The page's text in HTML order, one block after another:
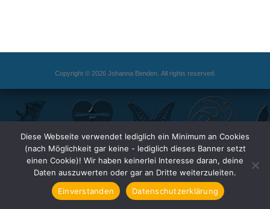
Copyright © 2026 Johanna Benden. All rights reserved.
Diese Webseite verwendet lediglich ein Minimum an Cookies
(nach Möglichkeit gar keine - lediglich dieses Banner setzt
einen Cookie)! Wir haben keinerlei Interesse daran, deine
Daten auszuwerten oder gar an Dritte weiterzuleiten.
Einverstanden
Datenschutzerklärung